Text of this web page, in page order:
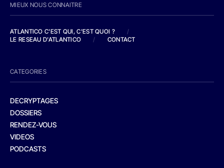
MIEUX NOUS CONNAITRE
ATLANTICO C'EST QUI, C'EST QUOI ?
/
LE RESEAU D'ATLANTICO
/ CONTACT
CATEGORIES
DECRYPTAGES
DOSSIERS
RENDEZ-VOUS
VIDEOS
PODCASTS